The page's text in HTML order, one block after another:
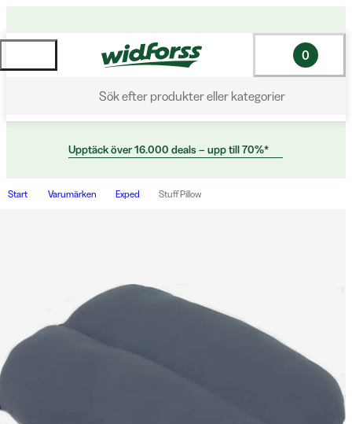
Sök efter produkter eller kategorier
0
Upptäck över 16.000 deals – upp till 70%*
Start Varumärken Exped Stuff Pillow